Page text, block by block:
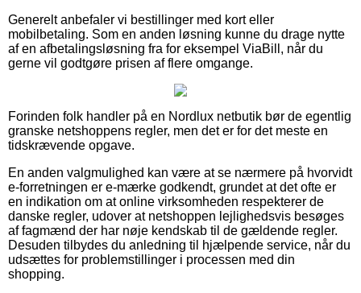
Generelt anbefaler vi bestillinger med kort eller
mobilbetaling. Som en anden løsning kunne du drage nytte
af en afbetalingsløsning fra for eksempel ViaBill, når du
gerne vil godtgøre prisen af flere omgange.
Forinden folk handler på en Nordlux netbutik bør de egentlig
granske netshoppens regler, men det er for det meste en
tidskrævende opgave.
En anden valgmulighed kan være at se nærmere på hvorvidt
e-forretningen er e-mærke godkendt, grundet at det ofte er
en indikation om at online virksomheden respekterer de
danske regler, udover at netshoppen lejlighedsvis besøges
af fagmænd der har nøje kendskab til de gældende regler.
Desuden tilbydes du anledning til hjælpende service, når du
udsættes for problemstillinger i processen med din
shopping.